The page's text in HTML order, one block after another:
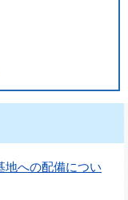
地への配備につい